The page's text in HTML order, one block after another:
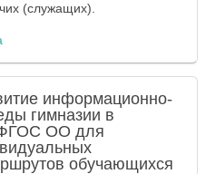
(служащих).
информационно-
гимназии в
ФГОС ОО для
обучающихся